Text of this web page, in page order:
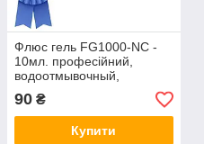
Флюс гель FG1000-NC -
10мл. професійний,
водоотмывочный,
водосмываемый
90 ₴
Купити